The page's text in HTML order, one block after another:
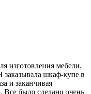
изготовления мебели,
шкаф-купе в
и заканчивая
было сделано очень